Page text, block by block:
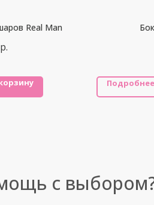
Real Man
р.
Подробнее
с